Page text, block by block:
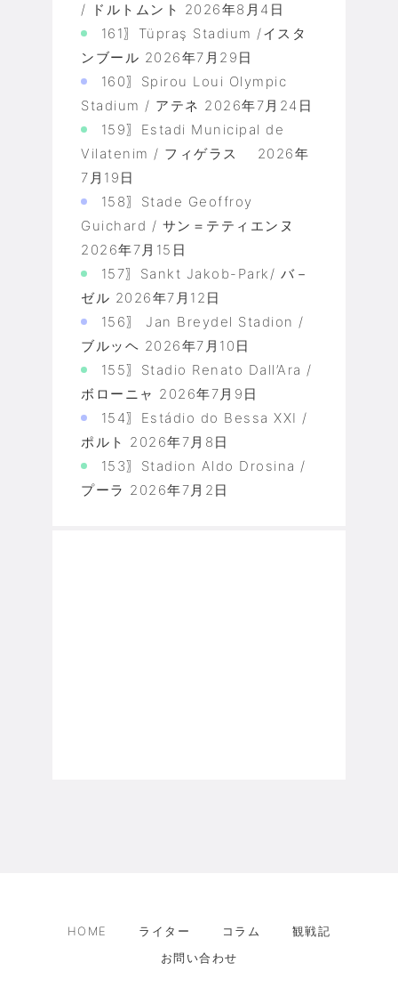
/ ドルトムント 2026年8月4日
161〗Tüpraş Stadium /イスタ
ンブール 2026年7月29日
160〗Spirou Loui Olympic
Stadium / アテネ 2026年7月24日
159〗Estadi Municipal de
Vilatenim / フィゲラス
2026年
7月19日
158〗Stade Geoffroy
Guichard / サン＝テティエンヌ
2026年7月15日
157〗Sankt Jakob-Park/ バ－
ゼル 2026年7月12日
156〗 Jan Breydel Stadion /
ブルッヘ 2026年7月10日
155〗Stadio Renato Dall’Ara /
ボローニャ 2026年7月9日
154〗Estádio do Bessa XXI /
ポルト 2026年7月8日
153〗Stadion Aldo Drosina /
プーラ 2026年7月2日
HOME ライター コラム
観戦記
お問い合わせ